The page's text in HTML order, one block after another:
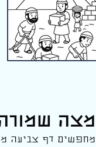
מצה
מחפשים דף צביעה